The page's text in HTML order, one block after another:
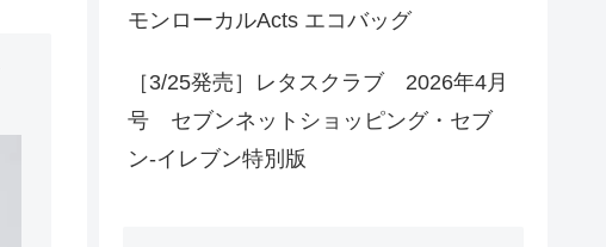
モンローカルActs エコバッグ
［3/25発売］レタスクラブ 2026年4月
号 セブンネットショッピング・セブ
ン‐イレブン特別版